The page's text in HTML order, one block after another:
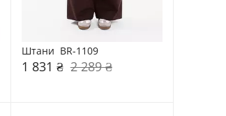
Штани  BR-1109
1 831 ₴ 2 289 ₴